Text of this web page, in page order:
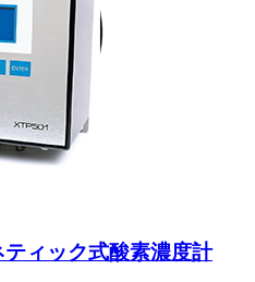
ィック式酸素濃度計